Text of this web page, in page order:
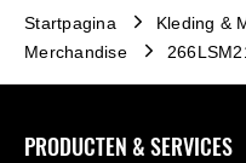
Startpagina Kleding &
Merchandise
PRODUCTEN & SERVICES